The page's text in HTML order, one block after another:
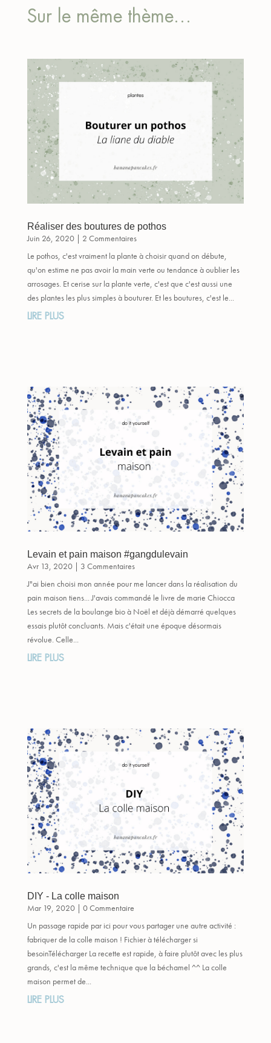
Sur le même thème…
Réaliser des boutures de pothos
Juin 26, 2020| 2 Commentaires
Le pothos, c'est vraiment la plante à choisir quand on débute,
qu'on estime ne pas avoir la main verte ou tendance à oublier les
arrosages. Et cerise sur la plante verte, c'est que c'est aussi une
des plantes les plus simples à bouturer. Et les boutures, c'est le...
LIRE PLUS
Levain et pain maison #gangdulevain
Avr 13, 2020| 3 Commentaires
J"ai bien choisi mon année pour me lancer dans la réalisation du
pain maison tiens... J'avais commandé le livre de marie Chiocca
Les secrets de la boulange bio à Noël et déjà démarré quelques
essais plutôt concluants. Mais c'était une époque désormais
révolue. Celle...
LIRE PLUS
DIY - La colle maison
Mar 19, 2020| 0 Commentaire
Un passage rapide par ici pour vous partager une autre activité :
fabriquer de la colle maison ! Fichier à télécharger si
besoinTélécharger La recette est rapide, à faire plutôt avec les plus
grands, c'est la même technique que la béchamel ^^ La colle
maison permet de...
LIRE PLUS